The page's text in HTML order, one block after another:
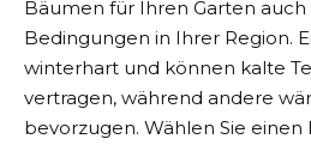
Bäumen für Ihren Garten
Bedingungen in Ihrer Region.
winterhart und können kalte
vertragen, während andere
bevorzugen. Wählen Sie einen